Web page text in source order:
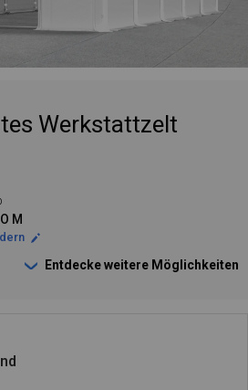
Werkstattzelt
M
Entdecke weitere Möglichkeiten